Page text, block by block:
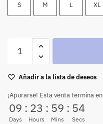
S M L XL
Añadir a la lista de deseos
¡Apurarse! Esta venta termina en
09
Days
: 23
Hours
: 59
Mins
: 53
Secs